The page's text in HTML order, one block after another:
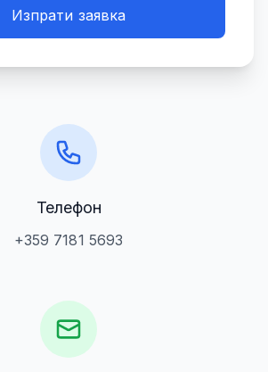
Изпрати заявка
Телефон
+359 7181 5693